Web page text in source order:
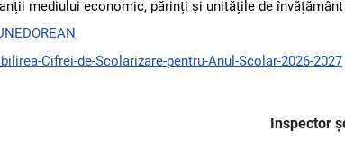
mediului economic, părinți și unitățile de
Cifrei-de-Scolarizare-pentru-Anul-Scolar-2026-2027
Inspector